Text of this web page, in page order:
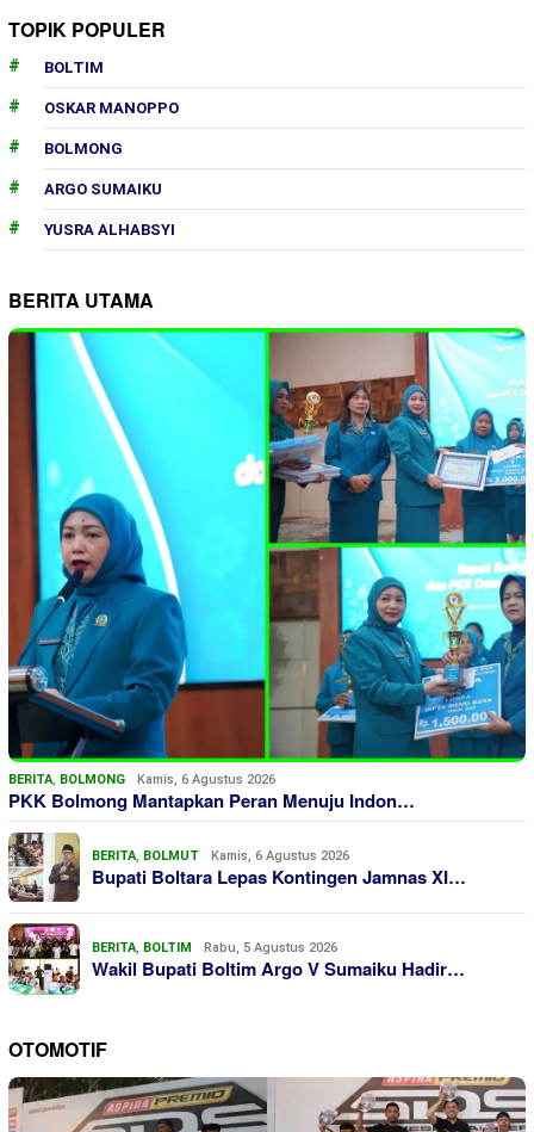
TOPIK POPULER
BOLTIM
OSKAR MANOPPO
BOLMONG
ARGO SUMAIKU
YUSRA ALHABSYI
BERITA UTAMA
BERITA, BOLMONG Kamis, 6 Agustus 2026
PKK Bolmong Mantapkan Peran Menuju Indon…
BERITA, BOLMUT Kamis, 6 Agustus 2026
Bupati Boltara Lepas Kontingen Jamnas XI…
BERITA, BOLTIM Rabu, 5 Agustus 2026
Wakil Bupati Boltim Argo V Sumaiku Hadir…
OTOMOTIF